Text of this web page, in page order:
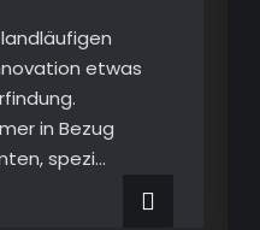
etwas
in Bezug
spezi…